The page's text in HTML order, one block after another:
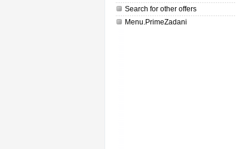
Search for other offers
Menu.PrimeZadani